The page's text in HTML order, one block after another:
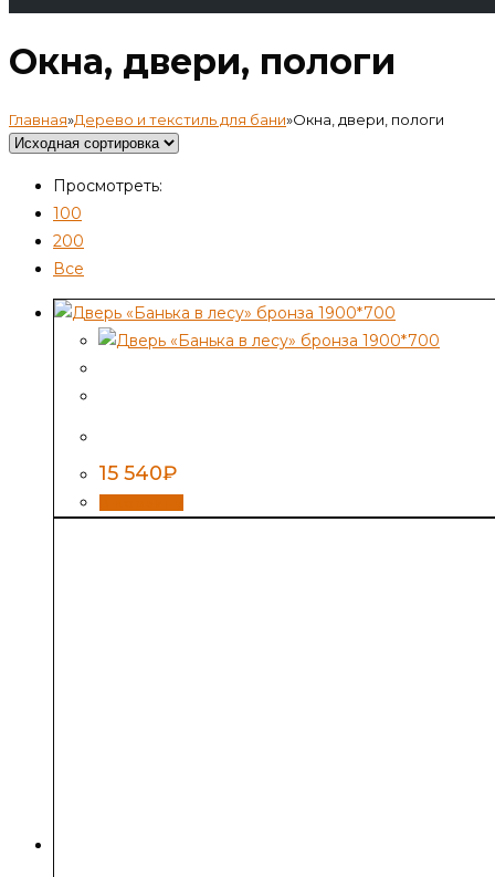
Окна, двери, пологи
Главная»Дерево и текстиль для бани»Окна, двери, пологи
Просмотреть:
100
200
Все
15 540₽